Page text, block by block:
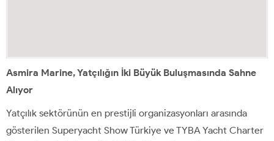
Asmira Marine, Yatçılığın İki Büyük Buluşmasında Sahne
Alıyor
Yatçılık sektörünün en prestijli organizasyonları arasında
gösterilen Superyacht Show Türkiye ve TYBA Yacht Charter